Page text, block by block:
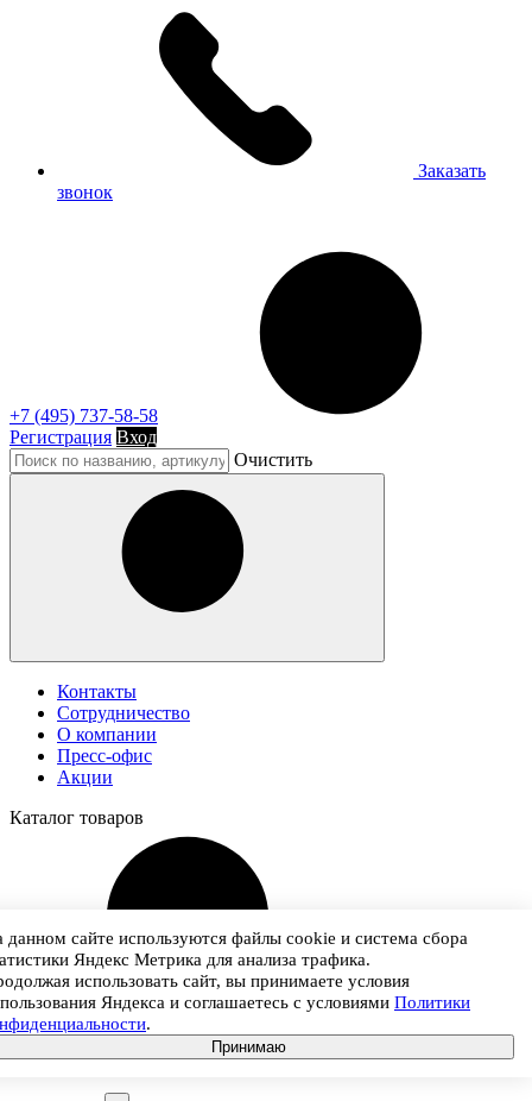
Заказать
звонок
+7 (495) 737-58-58
Регистрация Вход
Очистить
Контакты
Сотрудничество
О компании
Пресс-офис
Акции
Каталог товаров
Для декорирования
данном сайте используются файлы cookie и система сбора
Яндекс Метрика для анализа трафика.
использовать сайт, вы принимаете условия
Яндекса и соглашаетесь с условиями Политики
.
Принимаю